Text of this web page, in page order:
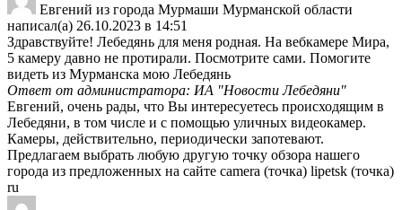
Евгений из города Мурмаши Мурманской области
написал(а) 26.10.2023 в 14:51
Здравствуйте! Лебедянь для меня родная. На вебкамере Мира,
5 камеру давно не протирали. Посмотрите сами. Помогите
видеть из Мурманска мою Лебедянь
Ответ от администратора: ИА "Новости Лебедяни"
Евгений, очень рады, что Вы интересуетесь происходящим в
Лебедяни, в том числе и с помощью уличных видеокамер.
Камеры, действительно, периодически запотевают.
Предлагаем выбрать любую другую точку обзора нашего
города из предложенных на сайте camera (точка) lipetsk (точка)
ru